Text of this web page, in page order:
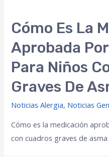
Cómo Es La
Aprobada
Para Niños
Graves De
Noticias Alergia, Noticias
Cómo es la medicación
con cuadros graves de asma